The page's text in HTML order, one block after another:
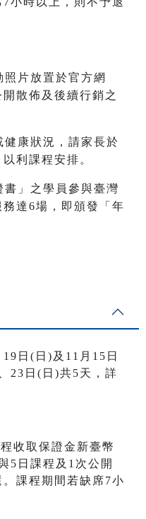
片放置於官方網
散佈及後續行銷之
康狀況，請家長於
利課程安排。
」之學員參與臺灣
達6場，即頒發「年
日(日)及11月15日
23日(日)共5天，詳
收取保證金新臺幣
5日課程及1次公開
課程期間若缺席7小